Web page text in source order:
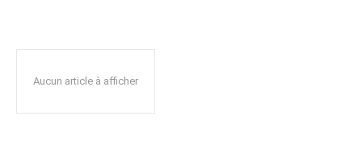
Aucun article à afficher